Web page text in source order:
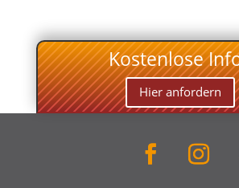
Kostenlose
Hier anfordern